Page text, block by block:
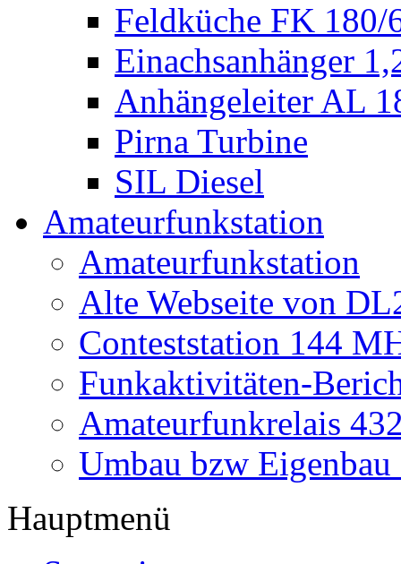
Feldküche FK 180/
Einachsanhänger
Anhängeleiter AL
Pirna Turbine
SIL Diesel
Amateurfunkstation
Amateurfunkstation
Alte Webseite von
Conteststation 144
Funkaktivitäten-
Amateurfunkrelais
Umbau bzw
Hauptmenü